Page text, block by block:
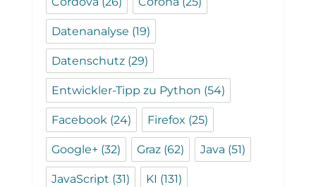
Datenanalyse (19)
Datenschutz (29)
Entwickler-Tipp zu Python (54)
Facebook (24) Firefox (25)
Google+ (32) Graz (62) Java (51)
JavaScript (31) KI (131)